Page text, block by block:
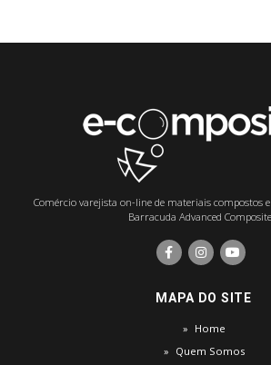
Comércio varejista on-line de materiais compostos
Barracuda Advanced
MAPA DO SITE
Home
Quem Somos